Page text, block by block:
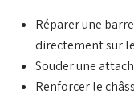
Réparer une
directement sur
Souder une
Renforcer le